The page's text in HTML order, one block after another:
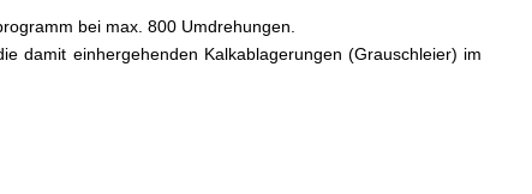
bei max. 800 Umdrehungen.
damit einhergehenden Kalkablagerungen (Grauschleier) im